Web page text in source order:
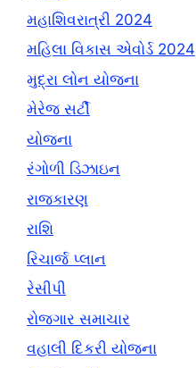
મહાશિવરાત્રી 2024
મહિલા વિકાસ એવોર્ડ 2024
મુદ્રા લોન યોજના
મેરેજ સર્ટી
યોજના
રંગોળી ડિઝાઇન
રાજકારણ
રાશિ
રિચાર્જ પ્લાન
રેસીપી
રોજગાર સમાચાર
વહાલી દિકરી યોજના